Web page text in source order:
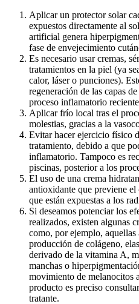
Aplicar un protector solar
expuestos directamente al
artificial genera
fase de envejecimiento
Es necesario usar cremas,
tratamientos en la piel (ya
calor, láser o punciones).
regeneración de las capas
proceso inflamatorio
Aplicar frío local tras el
molestias, gracias a la
Evitar hacer ejercicio físico
tratamiento, debido a que
inflamatorio. Tampoco es
piscinas, posterior a los
El uso de una crema
antioxidante que previene
que están expuestas a los
Si deseamos potenciar los
realizados, existen algunas
como, por ejemplo, aquellas
producción de colágeno,
derivado de la vitamina A,
manchas o
movimiento de melanocitos
producto es preciso
tratante.